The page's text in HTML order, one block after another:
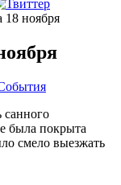
ноября
санного
была покрыта
смело выезжать